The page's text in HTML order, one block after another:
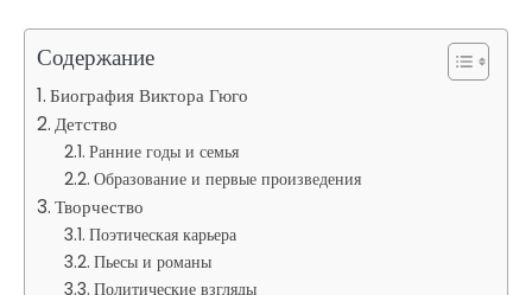
Содержание
Биография Виктора Гюго
Детство
Ранние годы и семья
Образование и первые произведения
Творчество
Поэтическая карьера
Пьесы и романы
Политические взгляды